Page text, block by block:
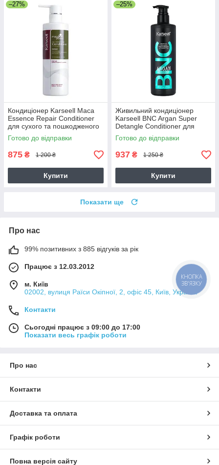
–27%
Кондиціонер Karseell Мaca
Essence Repair Conditioner
для сухого та пошкодженого
волосся, 500 мл
Готово до відправки
875 ₴ 1 200 ₴
Купити
–25%
Живильний кондиціонер
Karseell BNC Argan Super
Detangle Conditioner для
зволоження та гладкості
волосся, 500 мл
Готово до відправки
937 ₴ 1 250 ₴
Купити
Показати ще
Про нас
99% позитивних з 885 відгуків за рік
Працює з 12.03.2012
м. Київ
02002, вулиця Раїси Окіпної, 2, офіс 45, Київ, Україна
Контакти
Сьогодні працює з 09:00 до 17:00
Показати весь графік роботи
Про нас
Контакти
Доставка та оплата
Графік роботи
Повна версія сайту